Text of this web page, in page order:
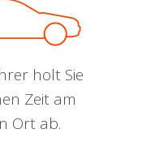
holt Sie
Zeit am
Ort ab.